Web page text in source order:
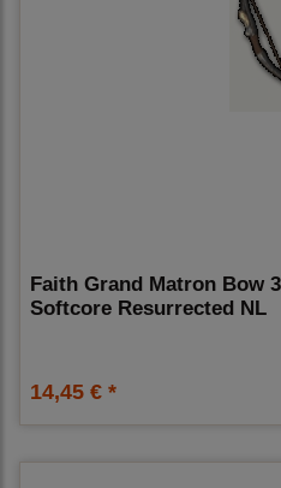
Faith Grand Matron Bow
Softcore Resurrected NL
14,45 € *